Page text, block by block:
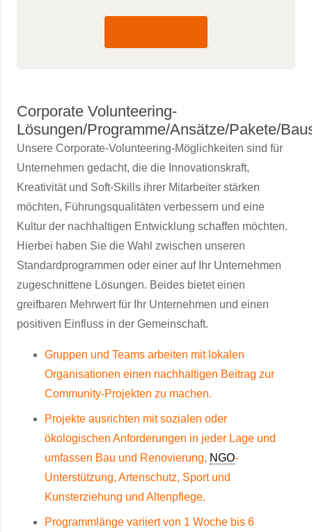
Corporate Volunteering-
Lösungen/Programme/Ansätze/Pakete/
Unsere Corporate-Volunteering-Möglichkeiten sind für
Unternehmen gedacht, die die Innovationskraft,
Kreativität und Soft-Skills ihrer Mitarbeiter stärken
möchten, Führungsqualitäten verbessern und eine
Kultur der nachhaltigen Entwicklung schaffen möchten.
Hierbei haben Sie die Wahl zwischen unseren
Standardprogrammen oder einer auf Ihr Unternehmen
zugeschnittene Lösungen. Beides bietet einen
greifbaren Mehrwert für Ihr Unternehmen und einen
positiven Einfluss in der Gemeinschaft.
Gruppen und Teams arbeiten mit lokalen
Organisationen einen nachhaltigen Beitrag zur
Community-Projekten zu machen.
Projekte ausrichten mit sozialen oder
ökologischen Anforderungen in jeder Lage und
umfassen Bau und Renovierung, NGO-
Unterstützung, Artenschutz, Sport und
Kunsterziehung und Altenpflege.
Programmlänge variiert von 1 Woche bis 6